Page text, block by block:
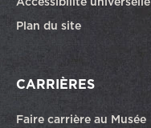
Plan du site
CARRIÈRES
Faire carrière au Musée